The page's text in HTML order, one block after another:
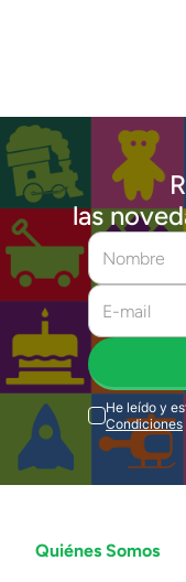
las
He leído y
Condiciones
Quiénes Somos